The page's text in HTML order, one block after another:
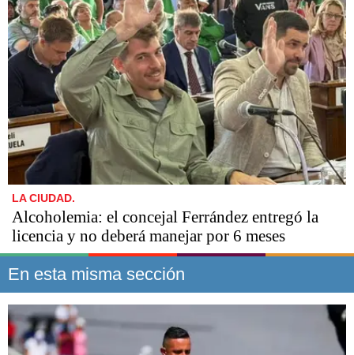
LA CIUDAD.
Alcoholemia: el concejal Ferrández entregó la
licencia y no deberá manejar por 6 meses
En esta misma sección